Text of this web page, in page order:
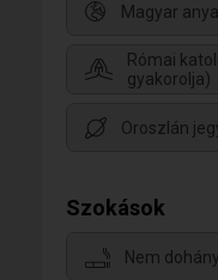
Magyar
Római
gyakorolja)
Oroszlán
Szokások
Nem